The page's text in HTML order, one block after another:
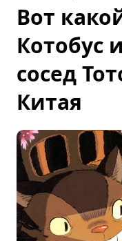
Вот
Котобус
сосед
Китая